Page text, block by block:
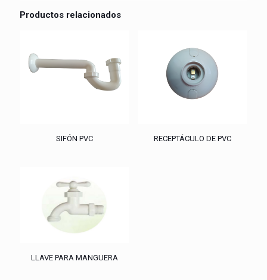
Productos relacionados
SIFÓN PVC RECEPTÁCULO DE PVC
LLAVE PARA MANGUERA